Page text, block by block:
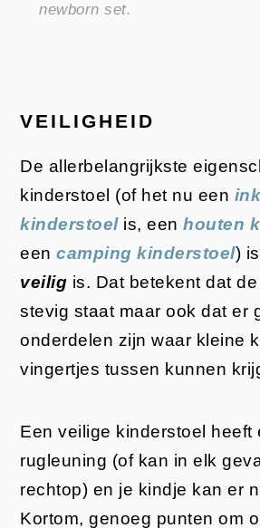
newborn set.
VEILIGHEID
De allerbelangrijkste
kinderstoel (of het nu een
kinderstoelis, eenhouten
eencamping kinderstoel)
veilig is. Dat betekent dat de
stevig staat maar ook dat er
onderdelen zijn waar kleine
vingertjes tussen kunnen
Een veilige kinderstoel heeft
rugleuning (of kan in elk
rechtop) en je kindje kan er
Kortom, genoeg punten om